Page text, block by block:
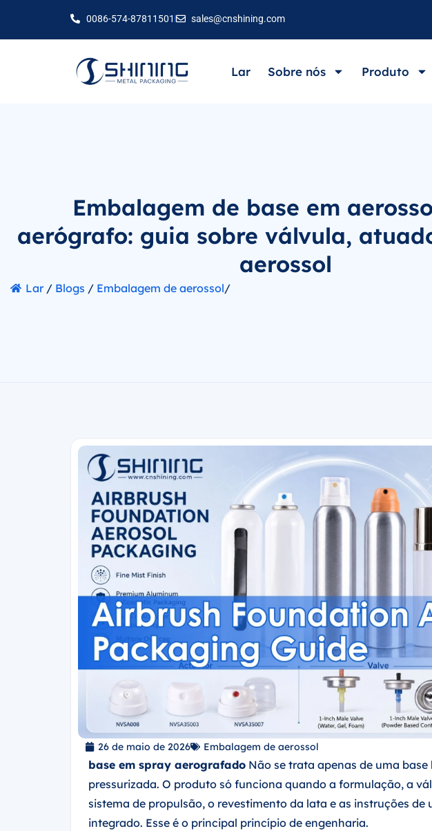
0086-574-87811501 sales@cnshining.com
Lar Sobre nós Produto
Embalagem de base em
aerógrafo: guia sobre válvula,
aerossol
Lar/ Blogs / Embalagem de aerossol/
26 de maio de 2026 Embalagem de aerossol
base em spray aerografado Não se trata apenas de uma
pressurizada. O produto só funciona quando a formulação, a
sistema de propulsão, o revestimento da lata e as instruções de
integrado. Esse é o principal princípio de engenharia.